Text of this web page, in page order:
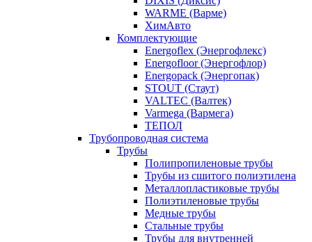
WARME (Варме)
ХимАвто
Комплектующие
Energoflex (Энергофлекс)
Energofloor (Энергофлор)
Energopack (Энергопак)
STOUT (Стаут)
VALTEC (Валтек)
Varmega (Вармега)
ТЕПОЛ
Трубопроводная система
Трубы
Полипропиленовые трубы
Трубы из сшитого полиэтилена
Металлопластиковые трубы
Полиэтиленовые трубы
Медные трубы
Стальные трубы
Трубы для внутренней